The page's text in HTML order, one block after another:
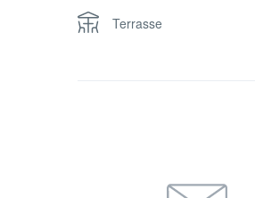
Terrasse